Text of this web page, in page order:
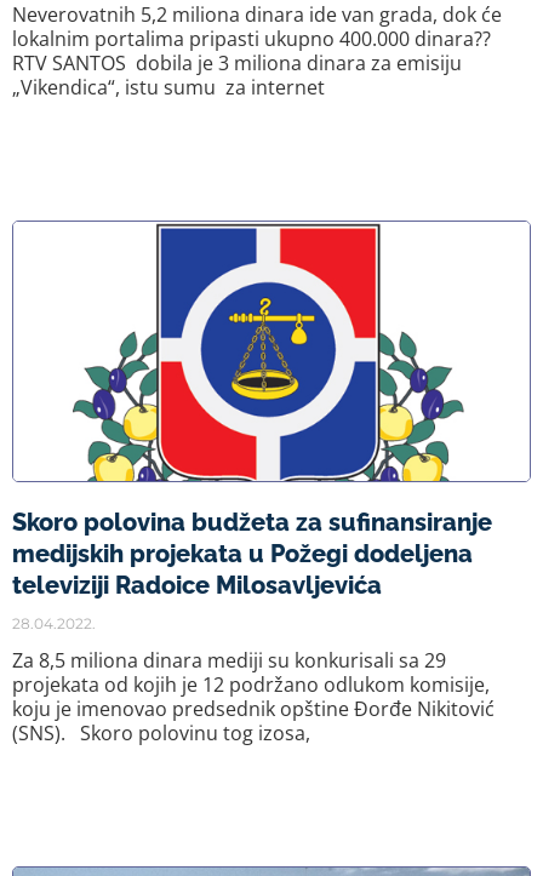
Neverovatnih 5,2 miliona dinara ide van grada, dok će
lokalnim portalima pripasti ukupno 400.000 dinara??
RTV SANTOS dobila je 3 miliona dinara za emisiju
„Vikendica“, istu sumu za internet
Skoro polovina budžeta za sufinansiranje
medijskih projekata u Požegi dodeljena
televiziji Radoice Milosavljevića
28.04.2022.
Za 8,5 miliona dinara mediji su konkurisali sa 29
projekata od kojih je 12 podržano odlukom komisije,
koju je imenovao predsednik opštine Đorđe Nikitović
(SNS). Skoro polovinu tog izosa,